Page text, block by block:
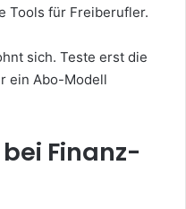
Tools für Freiberufler.
sich. Teste erst die
ein Abo-Modell
Finanz-